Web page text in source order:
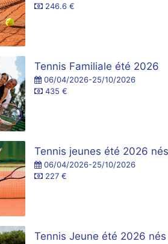
246.6 €
Tennis Familiale été 2026
06/04/2026-25/10/2026
435 €
Tennis jeunes été 2026
06/04/2026-25/10/2026
227 €
Tennis Jeune été 2026